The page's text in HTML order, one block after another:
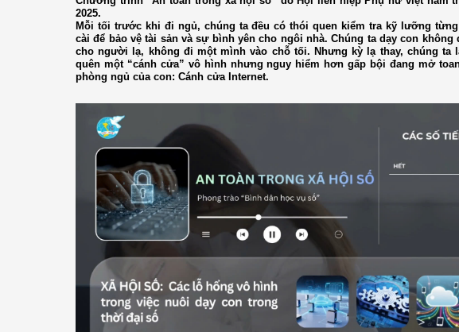
2025.
Mỗi tối trước khi đi ngủ, chúng ta đều có thói quen kiểm tra kỹ lưỡng
cài để bảo vệ tài sản và sự bình yên cho ngôi nhà. Chúng ta dạy con
cho người lạ, không đi một mình vào chỗ tối. Nhưng kỳ lạ thay, chúng ta
quên một “cánh cửa” vô hình nhưng nguy hiểm hơn gấp bội đang mở
phòng ngủ của con: Cánh cửa Internet.